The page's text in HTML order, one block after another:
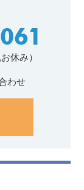
休み）
わせ